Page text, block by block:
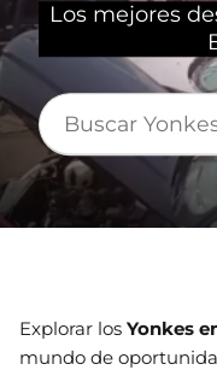
Los mejores
Explorar los Yonkes
mundo de